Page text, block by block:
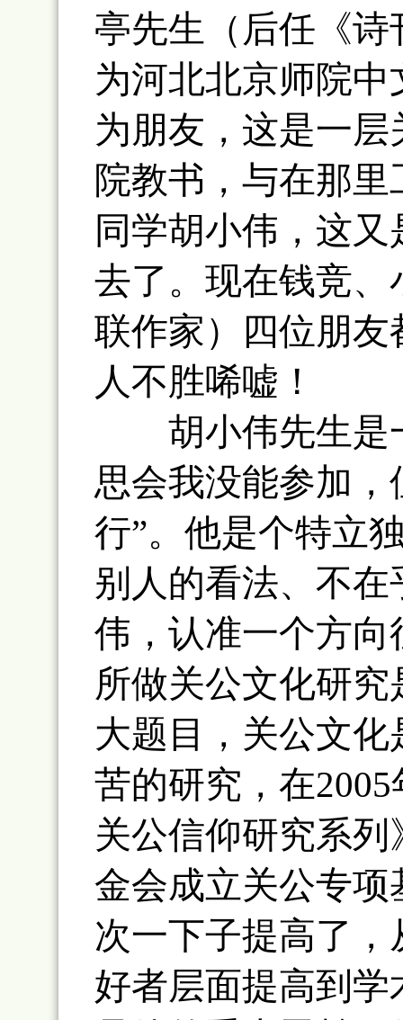
亭先生（后任《
为河北北京师院
为朋友，这是一
院教书，与在那
同学胡小伟，这
去了。现在钱竞
联作家）四位朋友
人不胜唏嘘！
胡小伟先生是
思会我没能参加
行”。他是个特立
别人的看法、不
伟，认准一个方
所做关公文化研
大题目，关公文
苦的研究，在
关公信仰研究系
金会成立关公专
次一下子提高了
好者层面提高到